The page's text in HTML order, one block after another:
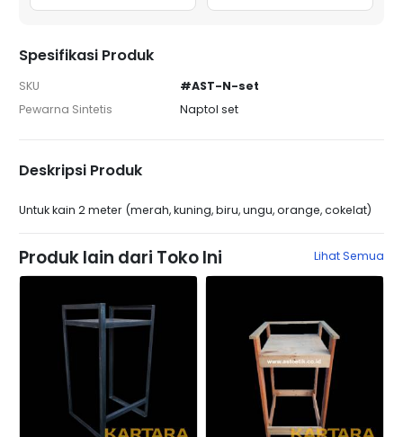
Spesifikasi Produk
SKU
#AST-N-set
Pewarna Sintetis
Naptol set
Deskripsi Produk
Untuk kain 2 meter (merah, kuning, biru, ungu, orange, cokelat)
Produk lain dari Toko Ini Lihat Semua